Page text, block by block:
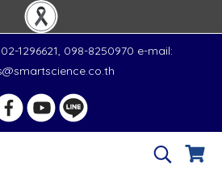
1296621, 098-8250970 e-mail: